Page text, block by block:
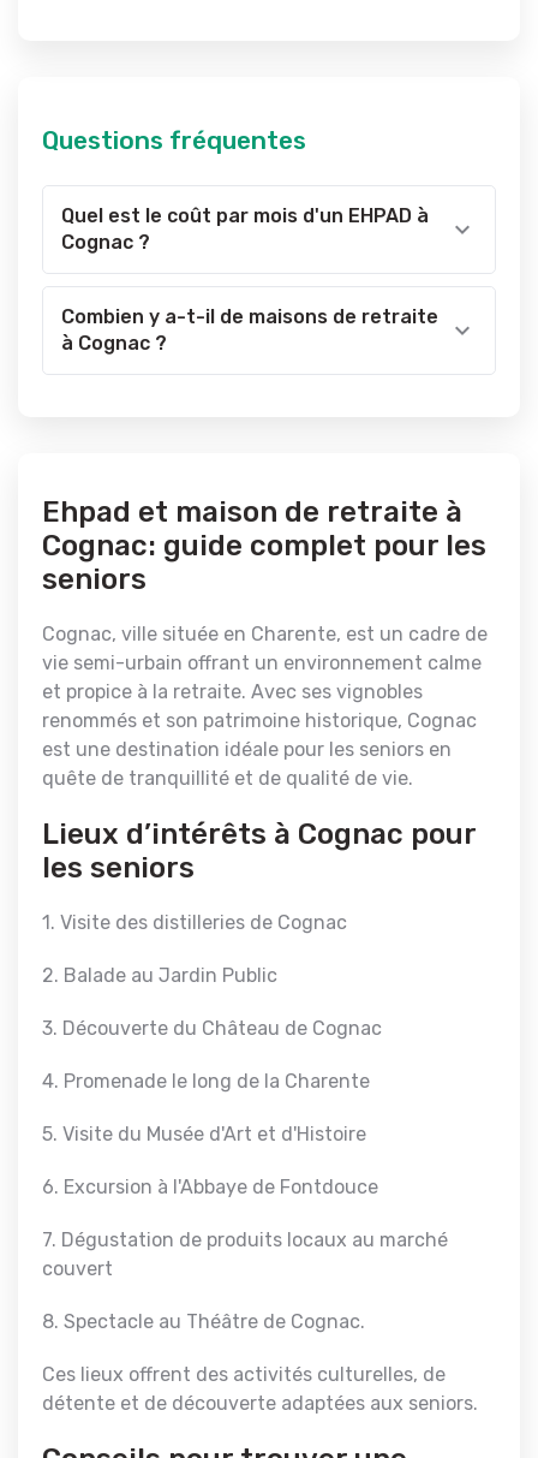
Questions fréquentes
Quel est le coût par mois d'un EHPAD à
Cognac ?
Combien y a-t-il de maisons de retraite
à Cognac ?
Ehpad et maison de retraite à
Cognac: guide complet pour les
seniors
Cognac, ville située en Charente, est un cadre de
vie semi-urbain offrant un environnement calme
et propice à la retraite. Avec ses vignobles
renommés et son patrimoine historique, Cognac
est une destination idéale pour les seniors en
quête de tranquillité et de qualité de vie.
Lieux d’intérêts à Cognac pour
les seniors
1. Visite des distilleries de Cognac
2. Balade au Jardin Public
3. Découverte du Château de Cognac
4. Promenade le long de la Charente
5. Visite du Musée d'Art et d'Histoire
6. Excursion à l'Abbaye de Fontdouce
7. Dégustation de produits locaux au marché
couvert
8. Spectacle au Théâtre de Cognac.
Ces lieux offrent des activités culturelles, de
détente et de découverte adaptées aux seniors.